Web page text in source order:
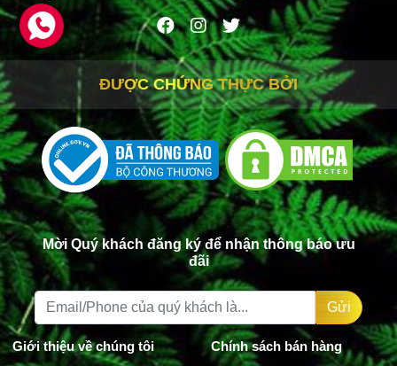
ĐƯỢC CHỨNG THỰC BỞI
Mời Quý khách đăng ký để nhận thông báo ưu
đãi
Gửi